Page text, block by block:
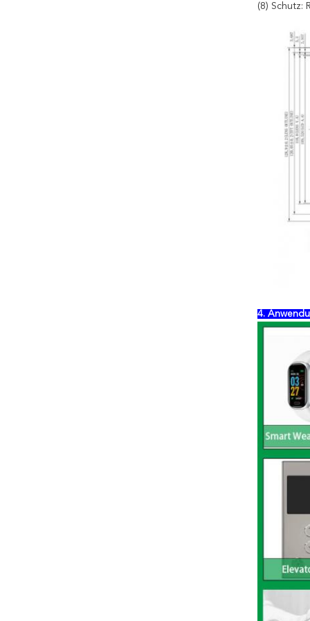
(8) Schutz:
4.